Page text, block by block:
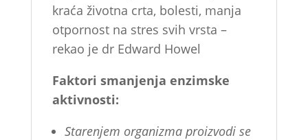
kraća životna crta, bolesti, manja
otpornost na stres svih vrsta –
rekao je dr Edward Howel
Faktori smanjenja enzimske
aktivnosti:
Starenjem organizma proizvodi se